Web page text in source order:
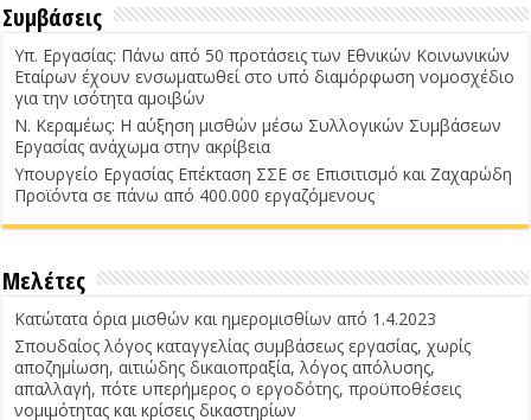
Συμβάσεις
Υπ. Εργασίας: Πάνω από 50 προτάσεις των Εθνικών Κοινωνικών
Εταίρων έχουν ενσωματωθεί στο υπό διαμόρφωση νομοσχέδιο
για την ισότητα αμοιβών
Ν. Κεραμέως: Η αύξηση μισθών μέσω Συλλογικών Συμβάσεων
Εργασίας ανάχωμα στην ακρίβεια
Υπουργείο Εργασίας Επέκταση ΣΣΕ σε Επισιτισμό και Ζαχαρώδη
Προϊόντα σε πάνω από 400.000 εργαζόμενους
Μελέτες
Κατώτατα όρια μισθών και ημερομισθίων από 1.4.2023
Σπουδαίος λόγος καταγγελίας συμβάσεως εργασίας, χωρίς
αποζημίωση, αιτιώδης δικαιοπραξία, λόγος απόλυσης,
απαλλαγή, πότε υπερήμερος ο εργοδότης, προϋποθέσεις
νομιμότητας και κρίσεις δικαστηρίων